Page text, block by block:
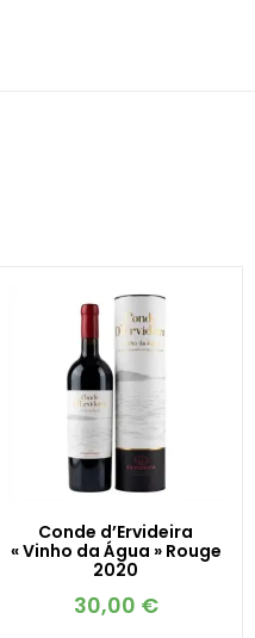
Conde d’Ervideira
« Vinho da Água » Rouge
2020
30,00 €